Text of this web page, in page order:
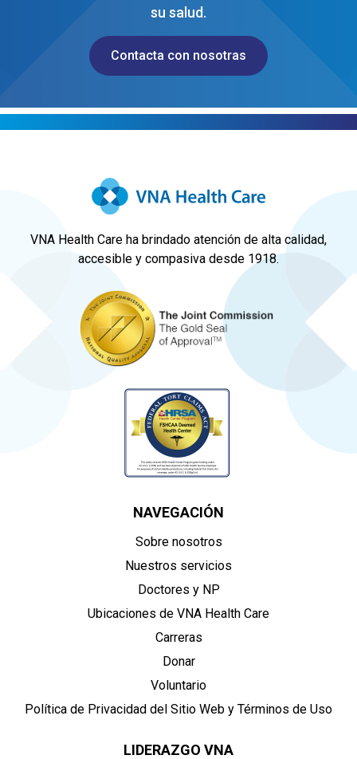
su salud.
Contacta con nosotras
VNA Health Care ha brindado atención de alta calidad,
accesible y compasiva desde 1918.
NAVEGACIÓN
Sobre nosotros
Nuestros servicios
Doctores y NP
Ubicaciones de VNA Health Care
Carreras
Donar
Voluntario
Política de Privacidad del Sitio Web y Términos de Uso
LIDERAZGO VNA